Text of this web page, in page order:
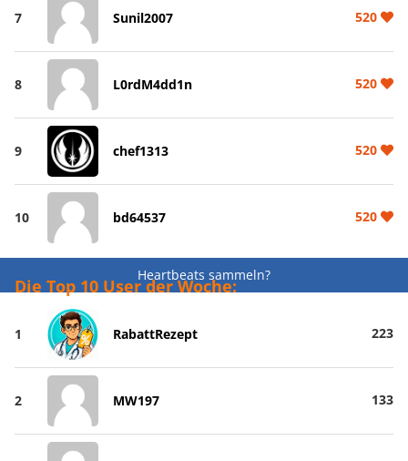
7 Sunil2007 520
8 L0rdM4dd1n 520
9 chef1313 520
10 bd64537 520
Heartbeats sammeln?
Die Top 10 User der Woche:
1 RabattRezept 223
2 MW197 133